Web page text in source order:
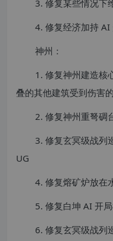
3. 修复某些情况下
4. 修复经济加持 AI
神州：
1. 修复神州建造核
叠的其他建筑受到伤害
2. 修复神州重弩碉
3. 修复玄冥级战列
UG
4. 修复熔矿炉放在
5. 修复白坤 AI 开
6. 修复玄冥级战列